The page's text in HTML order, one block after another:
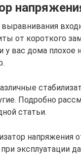
от короткого
вас дома плохое
Подробно
статьи.
напряжения
эксплуатации